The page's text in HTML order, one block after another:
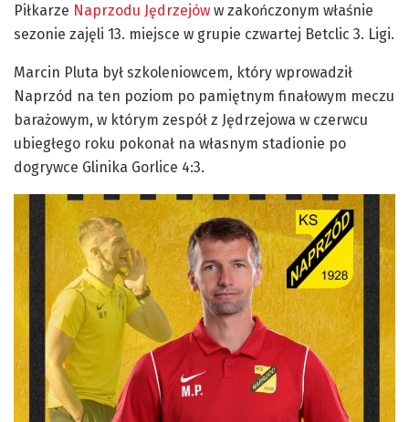
Piłkarze Naprzodu Jędrzejów w zakończonym właśnie
sezonie zajęli 13. miejsce w grupie czwartej Betclic 3. Ligi.
Marcin Pluta był szkoleniowcem, który wprowadził
Naprzód na ten poziom po pamiętnym finałowym meczu
barażowym, w którym zespół z Jędrzejowa w czerwcu
ubiegłego roku pokonał na własnym stadionie po
dogrywce Glinika Gorlice 4:3.